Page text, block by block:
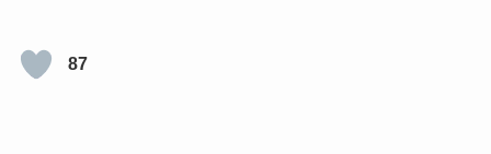
87